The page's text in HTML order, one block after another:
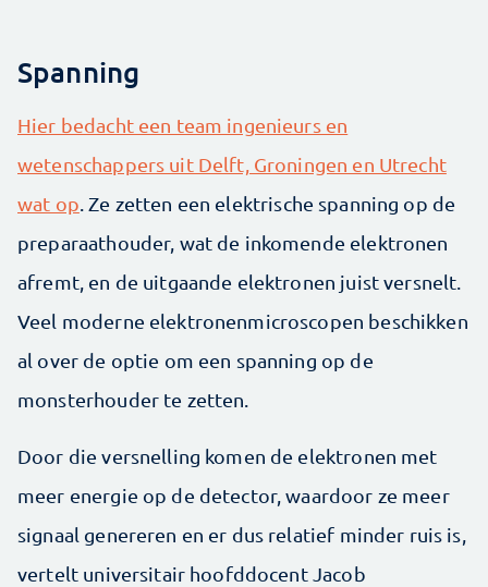
Spanning
Hier bedacht een team ingenieurs en
wetenschappers uit Delft, Groningen en Utrecht
wat op. Ze zetten een elektrische spanning op de
preparaathouder, wat de inkomende elektronen
afremt, en de uitgaande elektronen juist versnelt.
Veel moderne elektronenmicroscopen beschikken
al over de optie om een spanning op de
monsterhouder te zetten.
Door die versnelling komen de elektronen met
meer energie op de detector, waardoor ze meer
signaal genereren en er dus relatief minder ruis is,
vertelt universitair hoofddocent Jacob